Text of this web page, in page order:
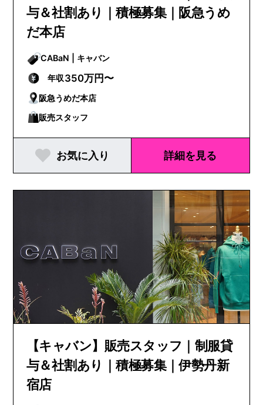
与＆社割あり｜積極募集｜阪急うめ
だ本店
CABaN | キャバン
年収350万円〜
阪急うめだ本店
販売スタッフ
お気に入り 詳細を見る
【キャバン】販売スタッフ｜制服貸
与＆社割あり｜積極募集｜伊勢丹新
宿店